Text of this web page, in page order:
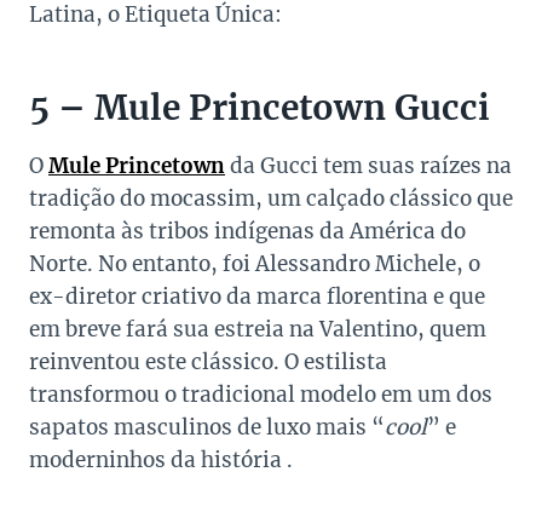
Latina, o Etiqueta Única:
5 – Mule Princetown Gucci
OMule Princetownda Gucci tem suas raízes na
tradição do mocassim, um calçado clássico que
remonta às tribos indígenas da América do
Norte. No entanto, foi Alessandro Michele, o
ex-diretor criativo da marca florentina e que
em breve fará sua estreia na Valentino, quem
reinventou este clássico. O estilista
transformou o tradicional modelo em um dos
sapatos masculinos de luxo mais “cool” e
moderninhos da história .